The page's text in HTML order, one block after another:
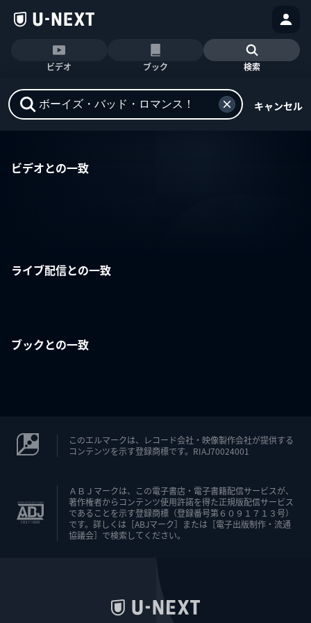
ビデオ ブック 検索
キャンセル
ビデオとの一致
ライブ配信との一致
ブックとの一致
このエルマークは、レコード会社・映像製作会社が提供する
コンテンツを示す登録商標です。RIAJ70024001
ＡＢＪマークは、この電子書店・電子書籍配信サービスが、
著作権者からコンテンツ使用許諾を得た正規版配信サービス
であることを示す登録商標（登録番号第６０９１７１３号）
です。詳しくは［ABJマーク］または［電子出版制作・流通
協議会］で検索してください。